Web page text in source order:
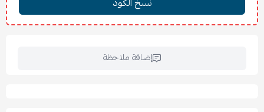
📦
إضافة ملاحظة